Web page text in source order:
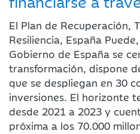
El Plan de Recuperación,
Resiliencia, España
Gobierno de España se
transformación, dispone
que se despliegan en 30
inversiones. El horizonte
desde 2021 a 2023 y
próxima a los 70.000